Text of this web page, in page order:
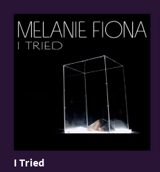
I Tried